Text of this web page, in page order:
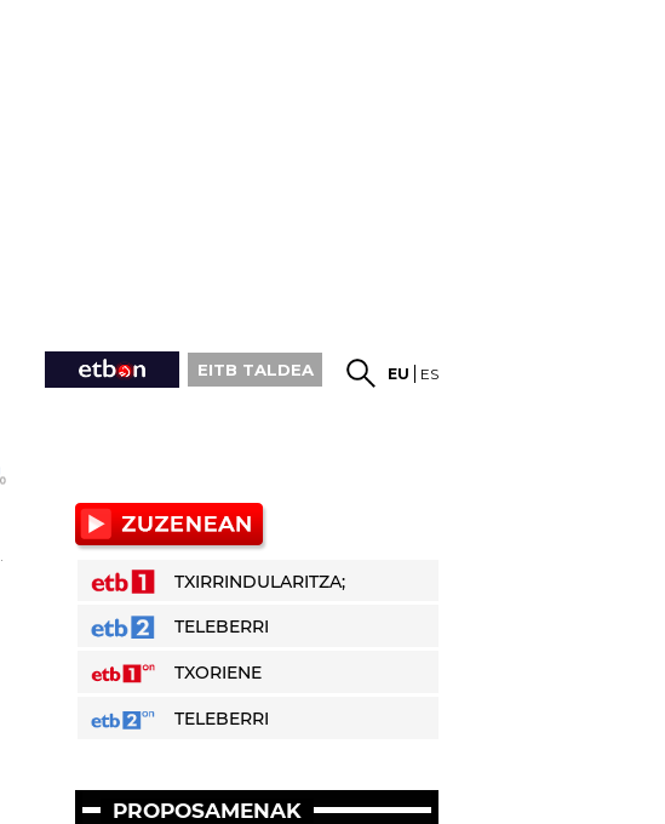
EITB TALDEA EU ES
TXIRRINDULARITZA;
TELEBERRI
TXORIENE
TELEBERRI
PROPOSAMENAK